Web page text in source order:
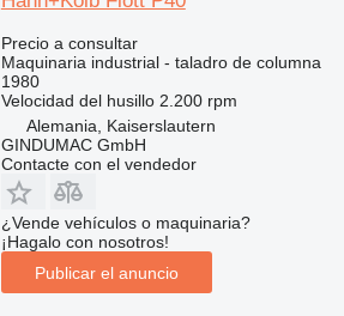
Precio a consultar
Maquinaria industrial - taladro de columna
1980
Velocidad del husillo 2.200 rpm
Alemania, Kaiserslautern
GINDUMAC GmbH
Contacte con el vendedor
¿Vende vehículos o maquinaria?
¡Hagalo con nosotros!
Publicar el anuncio